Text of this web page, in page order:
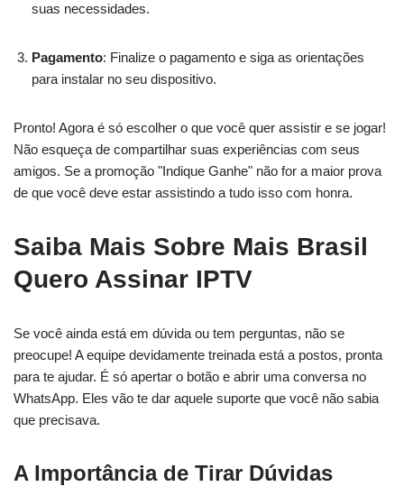
suas necessidades.
Pagamento: Finalize o pagamento e siga as orientações
para instalar no seu dispositivo.
Pronto! Agora é só escolher o que você quer assistir e se jogar!
Não esqueça de compartilhar suas experiências com seus
amigos. Se a promoção "Indique Ganhe" não for a maior prova
de que você deve estar assistindo a tudo isso com honra.
Saiba Mais Sobre Mais Brasil
Quero Assinar IPTV
Se você ainda está em dúvida ou tem perguntas, não se
preocupe! A equipe devidamente treinada está a postos, pronta
para te ajudar. É só apertar o botão e abrir uma conversa no
WhatsApp. Eles vão te dar aquele suporte que você não sabia
que precisava.
A Importância de Tirar Dúvidas